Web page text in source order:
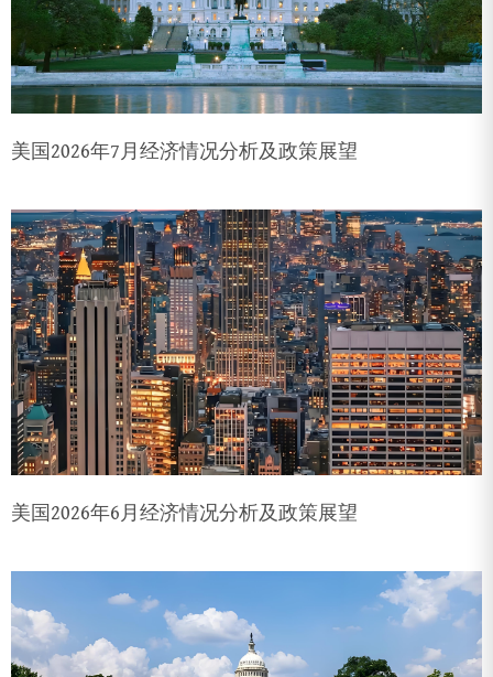
美国2026年7月经济情况分析及政策展望
美国2026年6月经济情况分析及政策展望